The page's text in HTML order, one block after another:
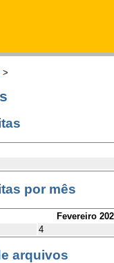
>
por mês
Fevereiro
4
arquivos